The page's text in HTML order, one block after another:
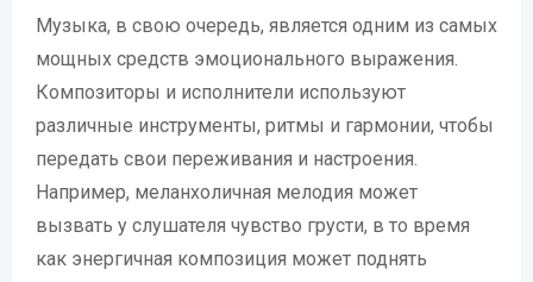
Музыка, в свою очередь, является одним из самых
мощных средств эмоционального выражения.
Композиторы и исполнители используют
различные инструменты, ритмы и гармонии, чтобы
передать свои переживания и настроения.
Например, меланхоличная мелодия может
вызвать у слушателя чувство грусти, в то время
как энергичная композиция может поднять